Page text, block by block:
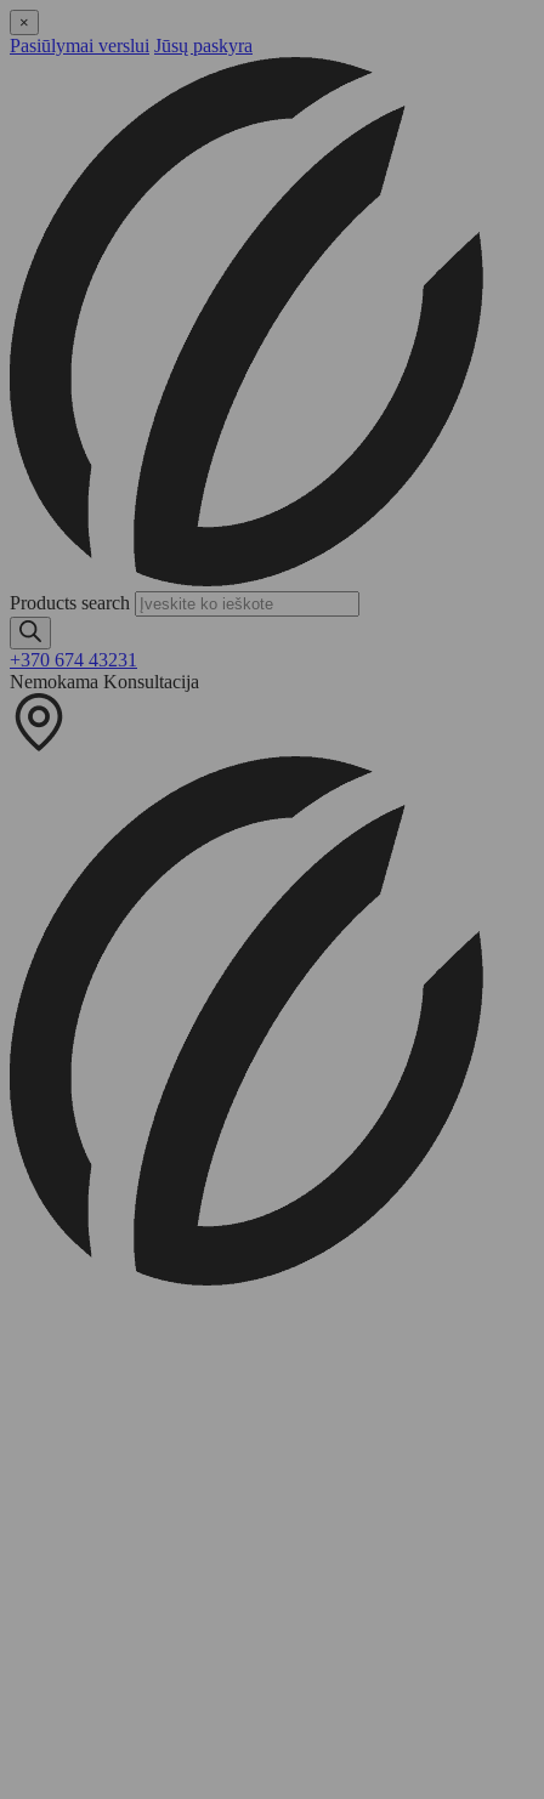
×
Pasiūlymai verslui Jūsų paskyra
Products search
+370 674 43231
Nemokama Konsultacija